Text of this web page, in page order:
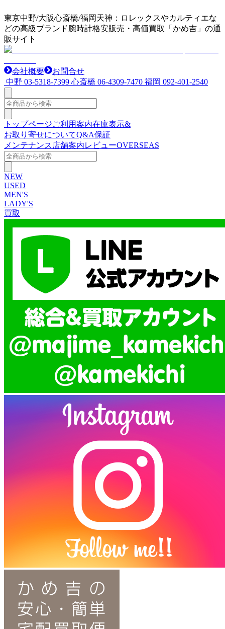
東京中野/大阪心斎橋/福岡天神：ロレックスやカルティエな
どの高級ブランド腕時計格安販売・高価買取「かめ吉」の通
販サイト
会社概要
お問合せ
中野 03-5318-7399 心斎橋 06-4309-7470 福岡 092-401-2540
トップページご利用案内在庫表示&
お取り寄せについてQ&A保証
メンテナンス 店舗案内レビューOVERSEAS
NEW
USED
MEN'S
LADY'S
買取